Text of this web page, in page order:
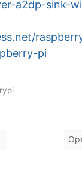
a2dp-sink-
pi